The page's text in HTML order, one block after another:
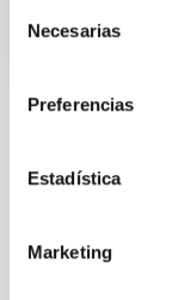
Necesarias
Preferencias
Estadística
Marketing
At